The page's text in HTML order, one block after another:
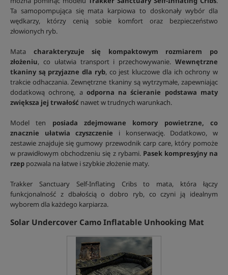
Ta samopompująca się mata karpiowa to doskonały wybór dla
wędkarzy, którzy cenią sobie komfort oraz bezpieczeństwo
złowionych ryb.
Mata charakteryzuje się kompaktowym rozmiarem po
złożeniu, co ułatwia transport i przechowywanie. Wewnętrzne
tkaniny są przyjazne dla ryb, co jest kluczowe dla ich ochrony w
trakcie odhaczania. Zewnętrzne tkaniny są wytrzymałe, zapewniając
dodatkową ochronę, a odporna na ścieranie podstawa maty
zwiększa jej trwałość nawet w trudnych warunkach.
Model ten posiada zdejmowane komory powietrzne, co
znacznie ułatwia czyszczenie i konserwację. Dodatkowo, w
zestawie znajduje się gumowy przewodnik carp care, który pomoże
w prawidłowym obchodzeniu się z rybami. Pasek kompresyjny na
rzep pozwala na łatwe i szybkie złożenie maty.
Trakker Sanctuary Self-Inflating Cribs to mata, która łączy
funkcjonalność z dbałością o dobro ryb, co czyni ją idealnym
wyborem dla każdego karpiarza.
Solar Undercover Camo Inflatable Unhooking Mat